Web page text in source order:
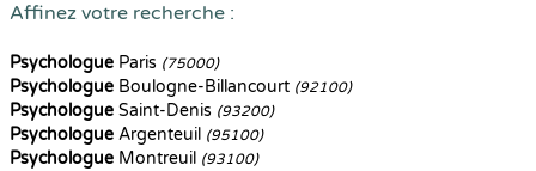
Affinez votre recherche :
Psychologue Paris (75000)
Psychologue Boulogne-Billancourt (92100)
Psychologue Saint-Denis (93200)
Psychologue Argenteuil (95100)
Psychologue Montreuil (93100)